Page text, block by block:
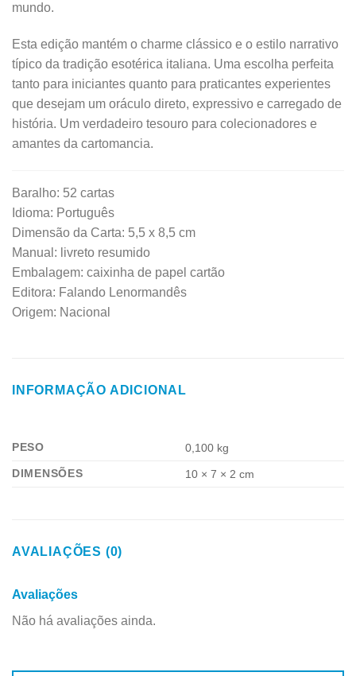
mundo.
Esta edição mantém o charme clássico e o estilo narrativo
típico da tradição esotérica italiana. Uma escolha perfeita
tanto para iniciantes quanto para praticantes experientes
que desejam um oráculo direto, expressivo e carregado de
história. Um verdadeiro tesouro para colecionadores e
amantes da cartomancia.
Baralho: 52 cartas
Idioma: Português
Dimensão da Carta: 5,5 x 8,5 cm
Manual: livreto resumido
Embalagem: caixinha de papel cartão
Editora: Falando Lenormandês
Origem: Nacional
INFORMAÇÃO ADICIONAL
PESO
0,100 kg
DIMENSÕES
10 × 7 × 2 cm
AVALIAÇÕES (0)
Avaliações
Não há avaliações ainda.